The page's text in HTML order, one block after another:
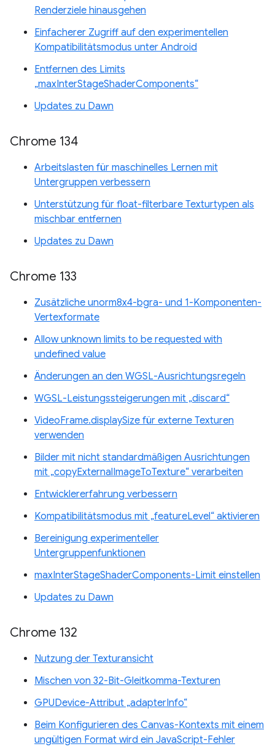
Renderziele hinausgehen
Einfacherer Zugriff auf den experimentellen
Kompatibilitätsmodus unter Android
Entfernen des Limits
„maxInterStageShaderComponents“
Updates zu Dawn
Chrome 134
Arbeitslasten für maschinelles Lernen mit
Untergruppen verbessern
Unterstützung für float-filterbare Texturtypen als
mischbar entfernen
Updates zu Dawn
Chrome 133
Zusätzliche unorm8x4-bgra- und 1-Komponenten-
Vertexformate
Allow unknown limits to be requested with
undefined value
Änderungen an den WGSL-Ausrichtungsregeln
WGSL-Leistungssteigerungen mit „discard“
VideoFrame.displaySize für externe Texturen
verwenden
Bilder mit nicht standardmäßigen Ausrichtungen
mit „copyExternalImageToTexture“ verarbeiten
Entwicklererfahrung verbessern
Kompatibilitätsmodus mit „featureLevel“ aktivieren
Bereinigung experimenteller
Untergruppenfunktionen
maxInterStageShaderComponents-Limit einstellen
Updates zu Dawn
Chrome 132
Nutzung der Texturansicht
Mischen von 32-Bit-Gleitkomma-Texturen
GPUDevice-Attribut „adapterInfo“
Beim Konfigurieren des Canvas-Kontexts mit einem
ungültigen Format wird ein JavaScript-Fehler